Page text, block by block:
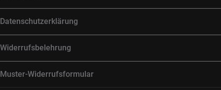
Datenschutzerklärung
Widerrufsbelehrung
Muster-Widerrufsformular